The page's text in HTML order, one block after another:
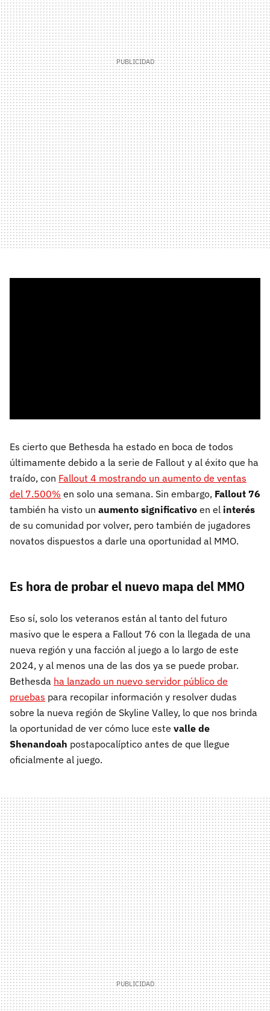
Es cierto que Bethesda ha estado en boca de todos
últimamente debido a la serie de Fallout y al éxito que ha
traído, con Fallout 4 mostrando un aumento de ventas
del 7.500% en solo una semana. Sin embargo, Fallout 76
también ha visto un aumento significativo en el interés
de su comunidad por volver, pero también de jugadores
novatos dispuestos a darle una oportunidad al MMO.
Es hora de probar el nuevo mapa del MMO
Eso sí, solo los veteranos están al tanto del futuro
masivo que le espera a Fallout 76 con la llegada de una
nueva región y una facción al juego a lo largo de este
2024, y al menos una de las dos ya se puede probar.
Bethesda ha lanzado un nuevo servidor público de
pruebas para recopilar información y resolver dudas
sobre la nueva región de Skyline Valley, lo que nos brinda
la oportunidad de ver cómo luce este valle de
Shenandoah postapocalíptico antes de que llegue
oficialmente al juego.